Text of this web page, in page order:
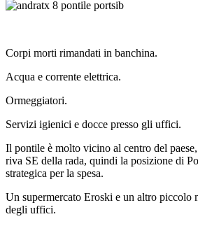
Corpi morti rimandati in banchina.
Acqua e corrente elettrica.
Ormeggiatori.
Servizi igienici e docce presso gli uffici.
Il pontile è molto vicino al centro del
riva SE della rada, quindi la posizione di
strategica per la spesa.
Un supermercato Eroski e un altro piccolo
degli uffici.